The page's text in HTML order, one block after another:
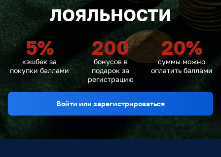
ЛОЯЛЬНОСТИ
5%
кэшбек за
покупки баллами
200
бонусов в
подарок за
регистрацию
20%
суммы можно
оплатить баллами
Войти или зарегистрироваться